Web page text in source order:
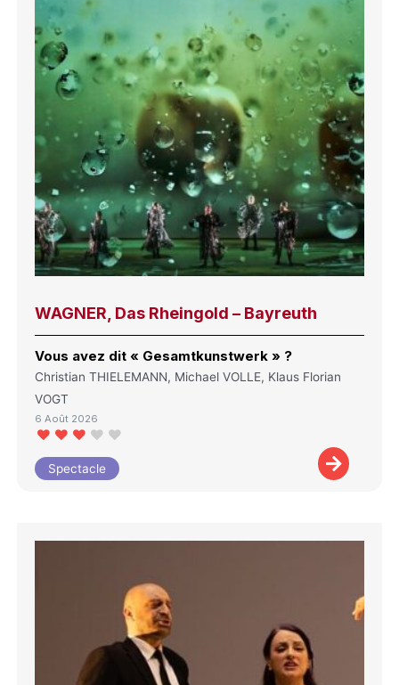
WAGNER, Das Rheingold – Bayreuth
Vous avez dit « Gesamtkunstwerk » ?
Christian THIELEMANN, Michael VOLLE, Klaus Florian
VOGT
6 Août 2026
Spectacle